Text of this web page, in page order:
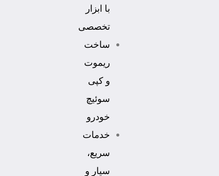
با ابزار
تخصصی
ساخت
ریموت
و کپی
سوئیچ
خودرو
خدمات
سریع،
سیار و